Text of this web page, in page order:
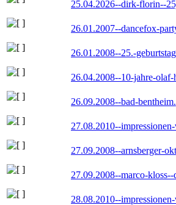
25.04.2026--dirk-florin--
26.01.2007--dancefox-
26.01.2008--25.-
26.04.2008--10-jahre-
26.09.2008--bad-
27.08.2010--
27.09.2008--arnsberger-
27.09.2008--marco-
28.08.2010--